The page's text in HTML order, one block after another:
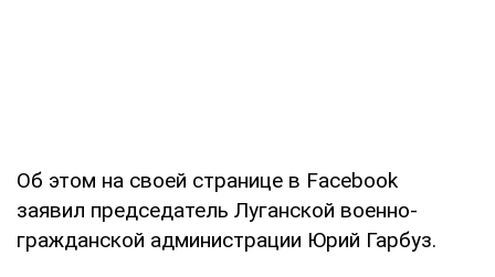
Об этом на своей странице в Facebook
заявил председатель Луганской военно-
гражданской администрации Юрий Гарбуз.